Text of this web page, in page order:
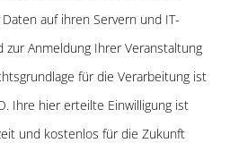
auf ihren Servern und IT-
zur Anmeldung Ihrer Veranstaltung
für die Verarbeitung ist
Ihre hier erteilte Einwilligung ist
und kostenlos für die Zukunft